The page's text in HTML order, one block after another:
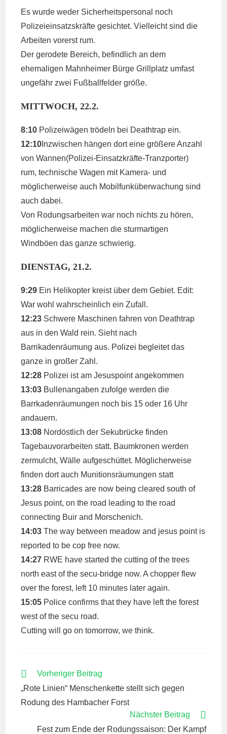
Es wurde weder Sicherheitspersonal noch
Polizeieinsatzskräfte gesichtet. Vielleicht sind die
Arbeiten vorerst rum.
Der gerodete Bereich, befindlich an dem
ehemaligen Mahnheimer Bürge Grillplatz umfast
ungefähr zwei Fußballfelder größe.
MITTWOCH, 22.2.
8:10 Polizeiwägen trödeln bei Deathtrap ein.
12:10 Inzwischen hängen dort eine größere Anzahl
von Wannen(Polizei-Einsatzkräfte-Tranzporter)
rum, technische Wagen mit Kamera- und
möglicherweise auch Mobilfunküberwachung sind
auch dabei.
Von Rodungsarbeiten war noch nichts zu hören,
möglicherweise machen die sturmartigen
Windböen das ganze schwierig.
DIENSTAG, 21.2.
9:29 Ein Helikopter kreist über dem Gebiet. Edit:
War wohl wahrscheinlich ein Zufall.
12:23 Schwere Maschinen fahren von Deathtrap
aus in den Wald rein. Sieht nach
Barrikadenräumung aus. Polizei begleitet das
ganze in großer Zahl.
12:28 Polizei ist am Jesuspoint angekommen
13:03 Bullenangaben zufolge werden die
Barrkadenräumungen noch bis 15 oder 16 Uhr
andauern.
13:08 Nordöstlich der Sekubrücke finden
Tagebauvorarbeiten statt. Baumkronen werden
zermulcht, Wälle aufgeschüttet. Möglicherweise
finden dort auch Munitionsräumungen statt
13:28 Barricades are now being cleared south of
Jesus point, on the road leading to the road
connecting Buir and Morschenich.
14:03 The way between meadow and jesus point is
reported to be cop free now.
14:27 RWE have started the cutting of the trees
north east of the secu-bridge now. A chopper flew
over the forest, left 10 minutes later again.
15:05 Police confirms that they have left the forest
west of the secu road.
Cutting will go on tomorrow, we think.
WEITERE
ANSEHEN
Vorheriger Beitrag
„Rote Linien“ Menschenkette stellt sich gegen
Rodung des Hambacher Forst
Nächster Beitrag
Fest zum Ende der Rodungssaison: Der Kampf